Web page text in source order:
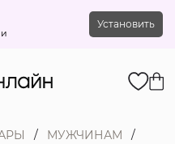
Установить
МУЖЧИНАМ